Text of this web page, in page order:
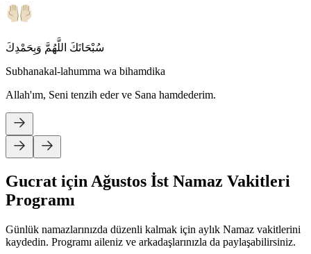
سُبْحَانَكَ اللَّهُمَّ وَبِحَمْدِكَ
Subhanakal-lahumma wa bihamdika
Allah'ım, Seni tenzih eder ve Sana hamdederim.
Gucrat için Ağustos İst Namaz Vakitleri
Programı
Günlük namazlarınızda düzenli kalmak için aylık Namaz vakitlerini
kaydedin. Programı aileniz ve arkadaşlarınızla da paylaşabilirsiniz.